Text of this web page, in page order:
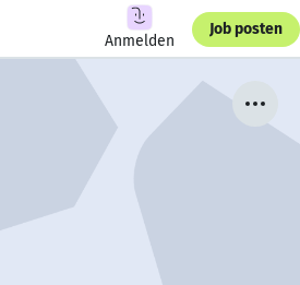
Anmelden
Job posten